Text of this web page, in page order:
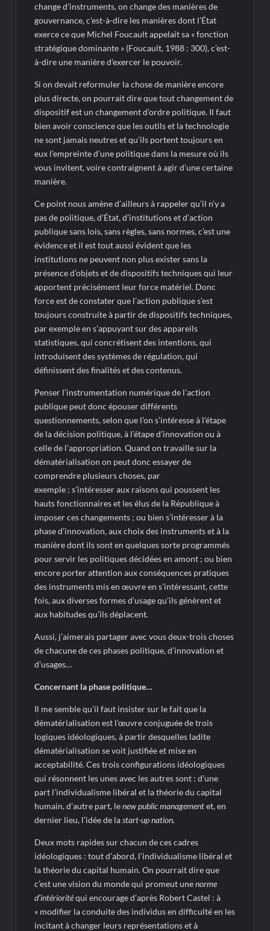
change d’instruments, on change des manières de
gouvernance, c’est-à-dire les manières dont l’État
exerce ce que Michel Foucault appelait sa « fonction
stratégique dominante » (Foucault, 1988 : 300), c’est-
à-dire une manière d’exercer le pouvoir.
Si on devait reformuler la chose de manière encore
plus directe, on pourrait dire que tout changement de
dispositif est un changement d’ordre politique. Il faut
bien avoir conscience que les outils et la technologie
ne sont jamais neutres et qu’ils portent toujours en
eux l’empreinte d’une politique dans la mesure où ils
vous invitent, voire contraignent à agir d’une certaine
manière.
Ce point nous amène d’ailleurs à rappeler qu’il n’y a
pas de politique, d’État, d’institutions et d’action
publique sans lois, sans règles, sans normes, c’est une
évidence et il est tout aussi évident que les
institutions ne peuvent non plus exister sans la
présence d’objets et de dispositifs techniques qui leur
apportent précisément leur force matériel. Donc
force est de constater que l’action publique s’est
toujours construite à partir de dispositifs techniques,
par exemple en s’appuyant sur des appareils
statistiques, qui concrétisent des intentions, qui
introduisent des systèmes de régulation, qui
définissent des finalités et des contenus.
Penser l’instrumentation numérique de l’action
publique peut donc épouser différents
questionnements, selon que l’on s’intéresse à l’étape
de la décision politique, à l’étape d’innovation ou à
celle de l’appropriation. Quand on travaille sur la
dématérialisation on peut donc essayer de
comprendre plusieurs choses, par
exemple : s’intéresser aux raisons qui poussent les
hauts fonctionnaires et les élus de la République à
imposer ces changements ; ou bien s’intéresser à la
phase d’innovation, aux choix des instruments et à la
manière dont ils sont en quelques sorte programmés
pour servir les politiques décidées en amont ; ou bien
encore porter attention aux conséquences pratiques
des instruments mis en œuvre en s’intéressant, cette
fois, aux diverses formes d’usagequ’ilsgénèrent et
aux habitudes qu’ils déplacent.
Aussi, j’aimerais partager avec vous deux-trois choses
de chacune de ces phases politique, d’innovation et
d’usages…
Concernant la phase politique…
Il me semble qu’il faut insister sur le fait que la
dématérialisation est l’œuvre conjuguée de trois
logiques idéologiques, à partir desquelles ladite
dématérialisation se voit justifiée et mise en
acceptabilité. Ces trois configurations idéologiques
qui résonnent les unes avec les autres sont : d’une
part l’individualisme libéral et la théorie du capital
humain, d’autre part, lenew public managementet, en
dernier lieu, l’idée de lastart-up nation.
Deux mots rapides sur chacun de ces cadres
idéologiques : tout d’abord, l’individualisme libéral et
la théorie du capital humain. On pourrait dire que
c’est une vision du monde qui promeut unenorme
d’intérioritéqui encourage d’après Robert Castel : à
« modifier la conduite des individus en difficulté en les
incitant à changer leurs représentations et à